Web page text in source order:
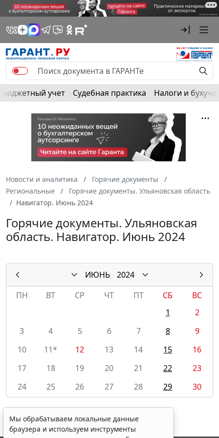
Бюджетный учет Судебная практика Налоги и
Новости и аналитика
Горячие документы
Региональные
Горячие документы. Ульяновская область
Навигатор. Июнь 2024
Горячие документы. Ульяновская
область. Навигатор. Июнь 2024
ИЮНЬ
2024
ПН
ВТ СР ЧТ ПТ СБ
ВС
1
2
3
4 5 6 7 8
9
10
11* 12 13 14 15
16
17
18 19 20 21 22
23
24
25 26 27 28 29 30
Мы обрабатываем локальные данные
браузера и используем инструменты